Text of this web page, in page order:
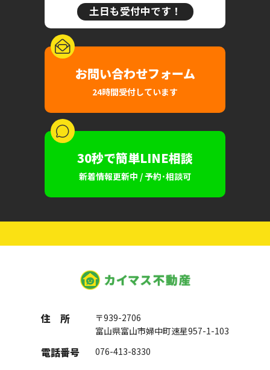
土日も受付中です！
お問い合わせフォーム
24時間受付しています
30秒で簡単LINE相談
新着情報更新中 / 予約･相談可
住 所
〒939-2706
富山県富山市婦中町速星957-1-103
電話番号 076-413-8330